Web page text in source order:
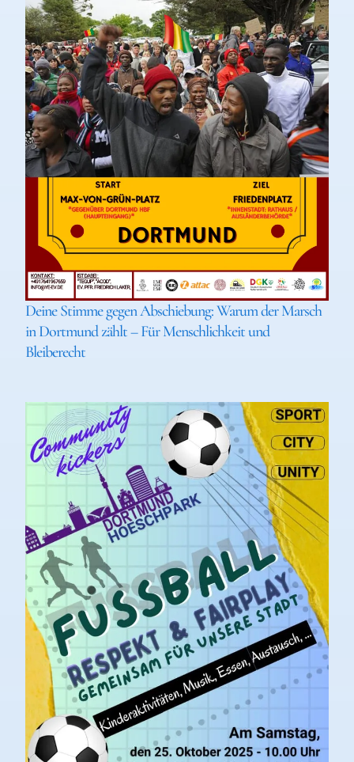
Deine Stimme gegen Abschiebung: Warum der Marsch
in Dortmund zählt – Für Menschlichkeit und
Bleiberecht